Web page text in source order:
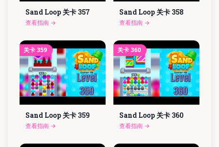
Sand Loop 关卡 357
查看指南 →
Sand Loop 关卡 358
查看指南 →
关卡 359
Sand Loop 关卡 359
查看指南 →
关卡 360
Sand Loop 关卡 360
查看指南 →